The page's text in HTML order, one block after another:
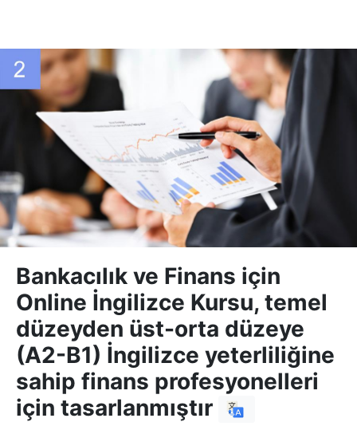
Bankacılık ve Finans için
Online İngilizce Kursu, temel
düzeyden üst-orta düzeye
(A2-B1) İngilizce yeterliliğine
sahip finans profesyonelleri
için tasarlanmıştır